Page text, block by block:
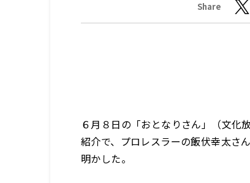
Share
６月８日の「おとなりさん」（文化
紹介で、プロレスラーの飯伏幸太さ
明かした。